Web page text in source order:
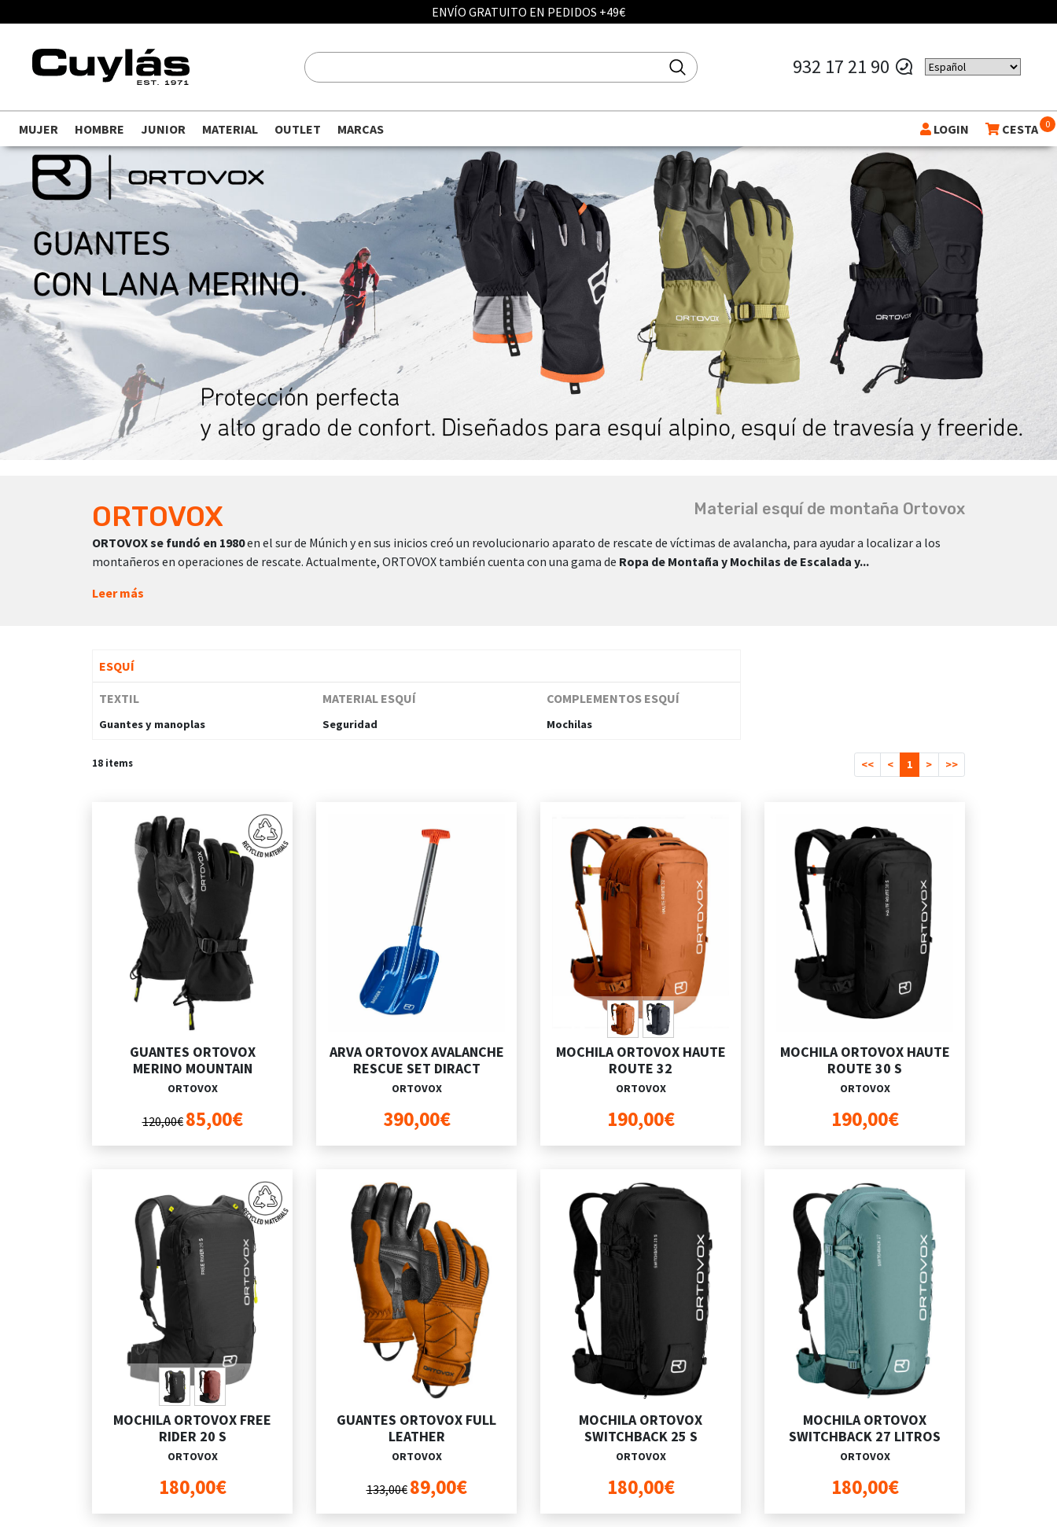
ENVÍO GRATUITO EN PEDIDOS +49€
932 17 21 90
MUJER HOMBRE JUNIOR MATERIAL OUTLET MARCAS LOGIN CESTA 0
ORTOVOX Material esquí de montaña Ortovox
ORTOVOX se fundó en 1980en el sur de Múnich y en sus inicios creó un revolucionario aparato de rescate de víctimas de avalancha, para ayudar a localizar a los
montañeros en operaciones de rescate. Actualmente, ORTOVOX también cuenta con una gama de Ropa de Montaña y Mochilas de Escalada y...
Leer más
ESQUÍ
TEXTIL
Guantes y manoplas
MATERIAL ESQUÍ
Seguridad
COMPLEMENTOS ESQUÍ
Mochilas
18 items << < 1 > >>
GUANTES ORTOVOX
MERINO MOUNTAIN
ORTOVOX
120,00€ 85,00€
ARVA ORTOVOX AVALANCHE
RESCUE SET DIRACT
ORTOVOX
390,00€
MOCHILA ORTOVOX HAUTE
ROUTE 32
ORTOVOX
190,00€
MOCHILA ORTOVOX HAUTE
ROUTE 30 S
ORTOVOX
190,00€
MOCHILA ORTOVOX FREE
RIDER 20 S
ORTOVOX
180,00€
GUANTES ORTOVOX FULL
LEATHER
ORTOVOX
133,00€ 89,00€
MOCHILA ORTOVOX
SWITCHBACK 25 S
ORTOVOX
180,00€
MOCHILA ORTOVOX
SWITCHBACK 27 LITROS
ORTOVOX
180,00€